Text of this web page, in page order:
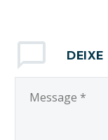
DEIXE